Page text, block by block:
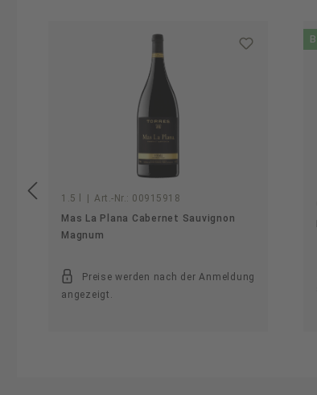
1.5 l Art.-Nr.: 00915918
Mas La Plana Cabernet Sauvignon
Magnum
Preise werden nach der Anmeldung
angezeigt.